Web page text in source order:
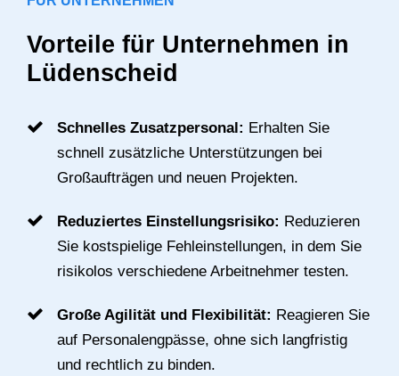
Vorteile für Unternehmen in
Lüdenscheid
Schnelles Zusatzpersonal: Erhalten Sie
schnell zusätzliche Unterstützungen bei
Großaufträgen und neuen Projekten.
Reduziertes Einstellungsrisiko: Reduzieren
Sie kostspielige Fehleinstellungen, in dem Sie
risikolos verschiedene Arbeitnehmer testen.
Große Agilität und Flexibilität: Reagieren Sie
auf Personalengpässe, ohne sich langfristig
und rechtlich zu binden.